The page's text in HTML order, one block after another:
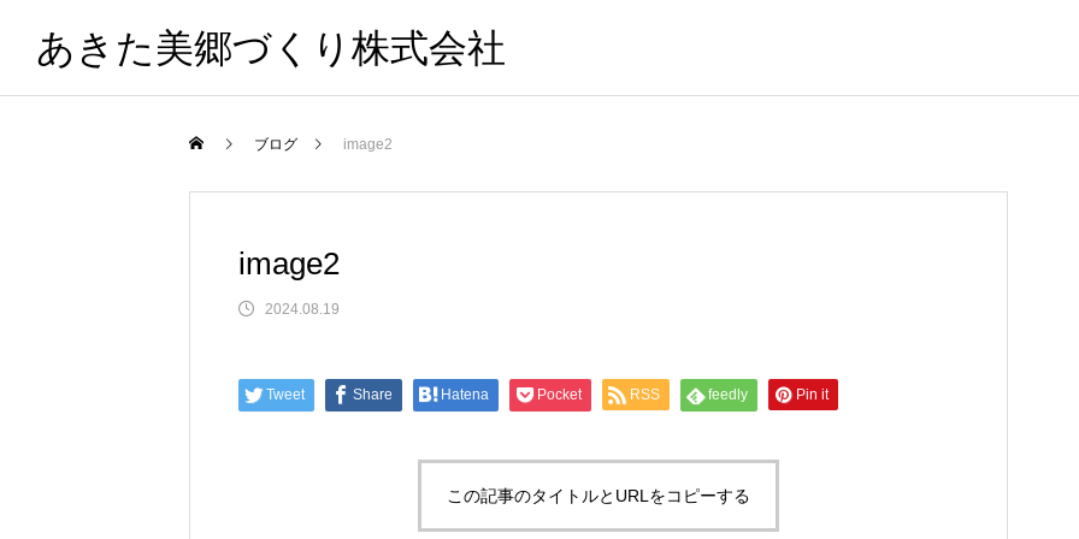
あきた美郷づくり株式会社
ブログ image2
image2
2024.08.19
Tweet Share Hatena Pocket RSS feedly Pin it
この記事のタイトルとURLをコピーする